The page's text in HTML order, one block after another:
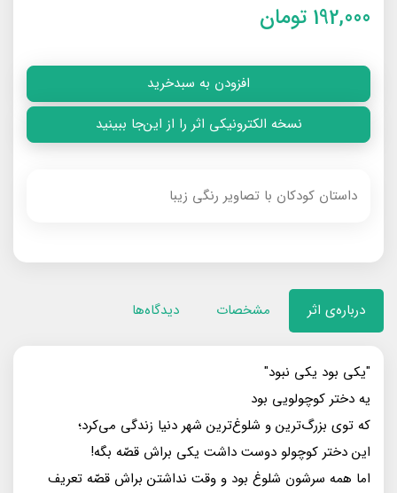
192,000 تومان
افزودن به سبدخرید
نسخه الکترونیکی اثر را از این‌جا ببینید
داستان کودکان با تصاویر رنگی زیبا
درباره‌ی اثر مشخصات دیدگاه‌ها
"يكى بود يكى نبود"
يه دختر كوچولويى بود
كه توى بزرگ‌ترين و شلوغ‌ترين شهر دنيا زندگى مى‌كرد؛
اين دختر كوچولو دوست داشت يكى براش قصّه بگه!
اما همه سرشون شلوغ بود و وقت نداشتن براش قصّه تعريف